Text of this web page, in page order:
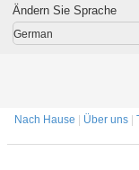
Ändern Sie Sprache
German
Nach Hause | Über uns |